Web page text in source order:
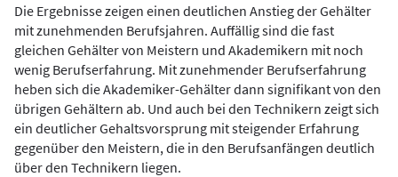
Die Ergebnisse zeigen einen deutlichen Anstieg der Gehälter
mit zunehmenden Berufsjahren. Auffällig sind die fast
gleichen Gehälter von Meistern und Akademikern mit noch
wenig Berufserfahrung. Mit zunehmender Berufserfahrung
heben sich die Akademiker-Gehälter dann signifikant von den
übrigen Gehältern ab. Und auch bei den Technikern zeigt sich
ein deutlicher Gehaltsvorsprung mit steigender Erfahrung
gegenüber den Meistern, die in den Berufsanfängen deutlich
über den Technikern liegen.